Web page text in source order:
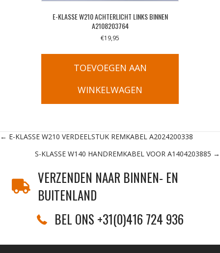
E-KLASSE W210 ACHTERLICHT LINKS BINNEN
A2108203764
€19,95
TOEVOEGEN AAN
WINKELWAGEN
Posts
navigation
← E-KLASSE W210 VERDEELSTUK REMKABEL A2024200338
S-KLASSE W140 HANDREMKABEL VOOR A1404203885 →
VERZENDEN NAAR BINNEN- EN
BUITENLAND
BEL ONS +31(0)416 724 936